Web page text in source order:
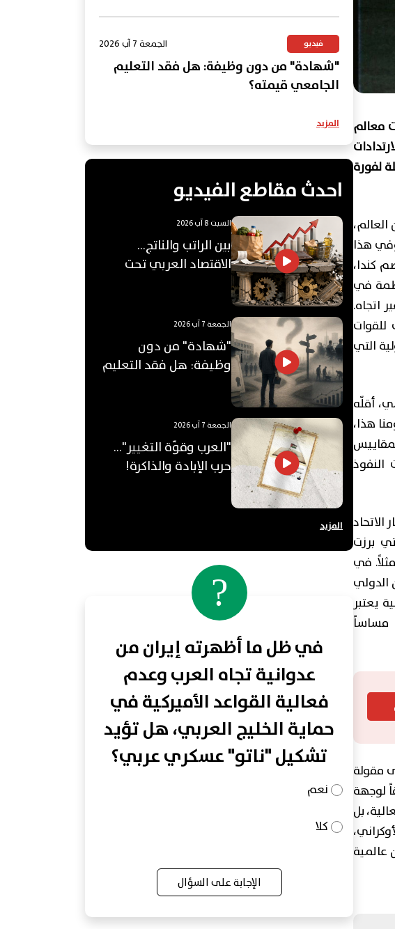
معالم
لفورة
وفي هذا
كندا،
في
اتجاه.
للقوات
التي
أقلّه
هذا،
النفوذ
برزت
في
الدولي
يعتبر
مساساً
مقولة
لوجهة
بل
عالمية
فيديو الجمعة 7 آب 2026
"شهادة" من دون وظيفة: هل فقد التعليم
الجامعي قيمته؟
المزيد
احدث مقاطع الفيديو
السبت 8 آب 2026
بين الراتب والناتج…
الاقتصاد العربي تحت
ضغط "الفجوة"!
الجمعة 7 آب 2026
"شهادة" من دون
وظيفة: هل فقد التعليم
الجامعي قيمته؟
الجمعة 7 آب 2026
"العرب وقوّة التغيير"...
حرب الإبادة والذاكرة!
المزيد
?
في ظل ما أظهرته إيران من
عدوانية تجاه العرب وعدم
فعالية القواعد الأميركية في
حماية الخليج العربي، هل تؤيد
تشكيل "ناتو" عسكري عربي؟
نعم
كلا
الإجابة على السؤال